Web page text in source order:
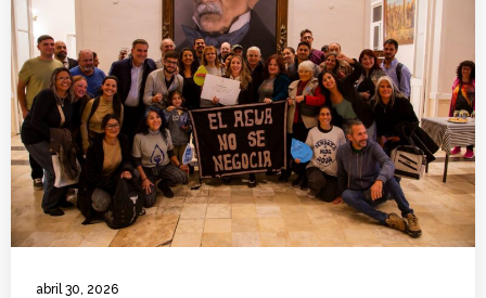
abril 30, 2026